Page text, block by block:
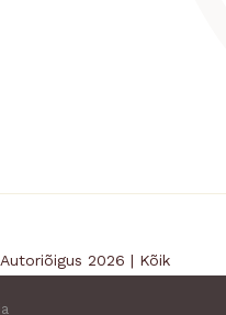
2026 | Kõik